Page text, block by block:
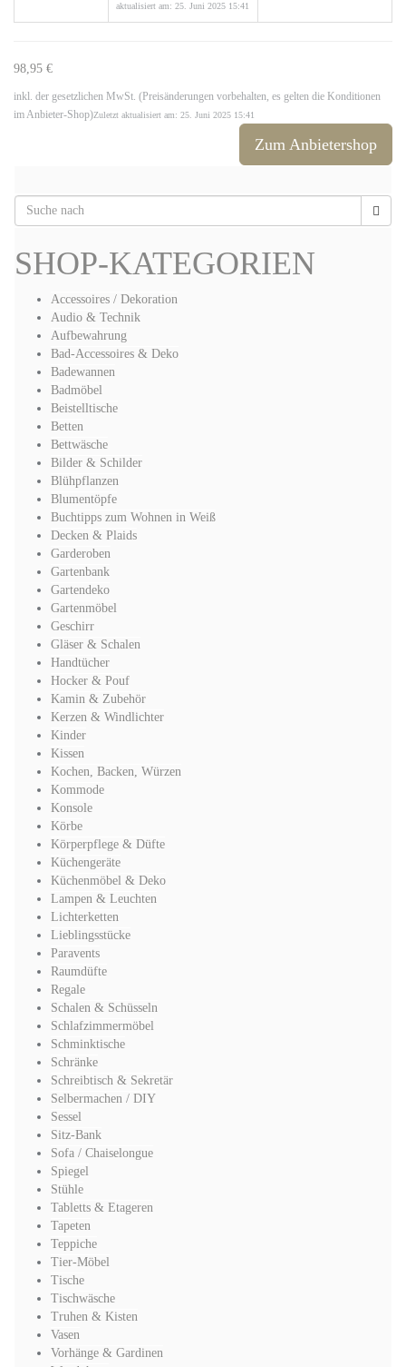
aktualisiert am: 25. Juni 2025 15:41
98,95 €
inkl. der gesetzlichen MwSt. (Preisänderungen vorbehalten, es gelten die Konditionen
im Anbieter-Shop)Zuletzt aktualisiert am: 25. Juni 2025 15:41
Zum Anbietershop
SHOP-KATEGORIEN
Accessoires / Dekoration
Audio & Technik
Aufbewahrung
Bad-Accessoires & Deko
Badewannen
Badmöbel
Beistelltische
Betten
Bettwäsche
Bilder & Schilder
Blühpflanzen
Blumentöpfe
Buchtipps zum Wohnen in Weiß
Decken & Plaids
Garderoben
Gartenbank
Gartendeko
Gartenmöbel
Geschirr
Gläser & Schalen
Handtücher
Hocker & Pouf
Kamin & Zubehör
Kerzen & Windlichter
Kinder
Kissen
Kochen, Backen, Würzen
Kommode
Konsole
Körbe
Körperpflege & Düfte
Küchengeräte
Küchenmöbel & Deko
Lampen & Leuchten
Lichterketten
Lieblingsstücke
Paravents
Raumdüfte
Regale
Schalen & Schüsseln
Schlafzimmermöbel
Schminktische
Schränke
Schreibtisch & Sekretär
Selbermachen / DIY
Sessel
Sitz-Bank
Sofa / Chaiselongue
Spiegel
Stühle
Tabletts & Etageren
Tapeten
Teppiche
Tier-Möbel
Tische
Tischwäsche
Truhen & Kisten
Vasen
Vorhänge & Gardinen